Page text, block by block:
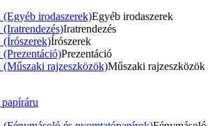
(Egyéb irodaszerek)Egyéb irodaszerek
Iratrendezés
(Írószerek)Írószerek
(Prezentáció)Prezentáció
(Műszaki rajzeszközök)Műszaki rajzeszközök